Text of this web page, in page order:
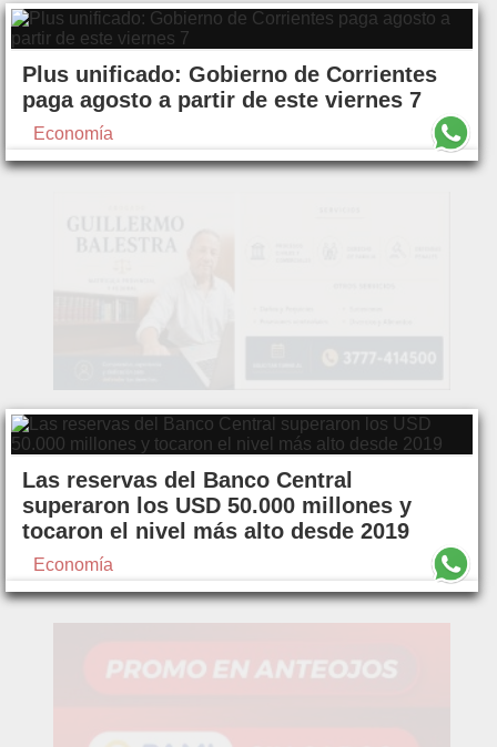
Plus unificado: Gobierno de Corrientes
paga agosto a partir de este viernes 7
Economía
Las reservas del Banco Central
superaron los USD 50.000 millones y
tocaron el nivel más alto desde 2019
Economía